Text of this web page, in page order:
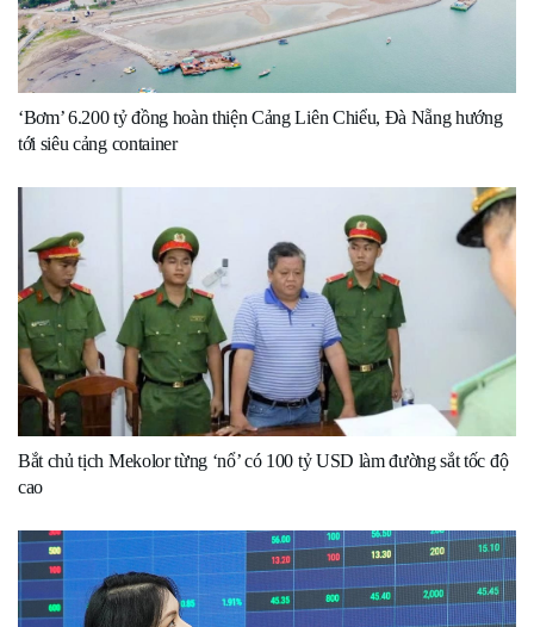
‘Bơm’ 6.200 tỷ đồng hoàn thiện Cảng Liên Chiểu, Đà Nẵng hướng
tới siêu cảng container
Bắt chủ tịch Mekolor từng ‘nổ’ có 100 tỷ USD làm đường sắt tốc độ
cao